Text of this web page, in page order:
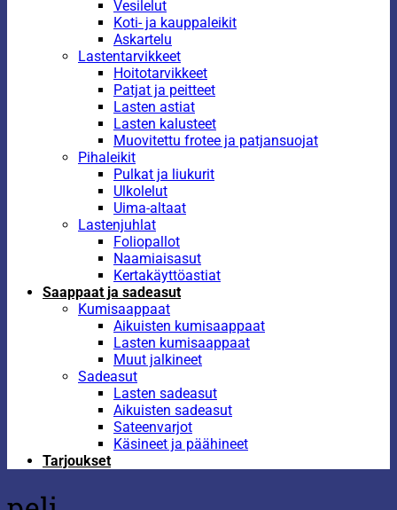
Vesilelut
Koti- ja kauppaleikit
Askartelu
Lastentarvikkeet
Hoitotarvikkeet
Patjat ja peitteet
Lasten astiat
Lasten kalusteet
Muovitettu frotee ja patjansuojat
Pihaleikit
Pulkat ja liukurit
Ulkolelut
Uima-altaat
Lastenjuhlat
Foliopallot
Naamiaisasut
Kertakäyttöastiat
Saappaat ja sadeasut
Kumisaappaat
Aikuisten kumisaappaat
Lasten kumisaappaat
Muut jalkineet
Sadeasut
Lasten sadeasut
Aikuisten sadeasut
Sateenvarjot
Käsineet ja päähineet
Tarjoukset